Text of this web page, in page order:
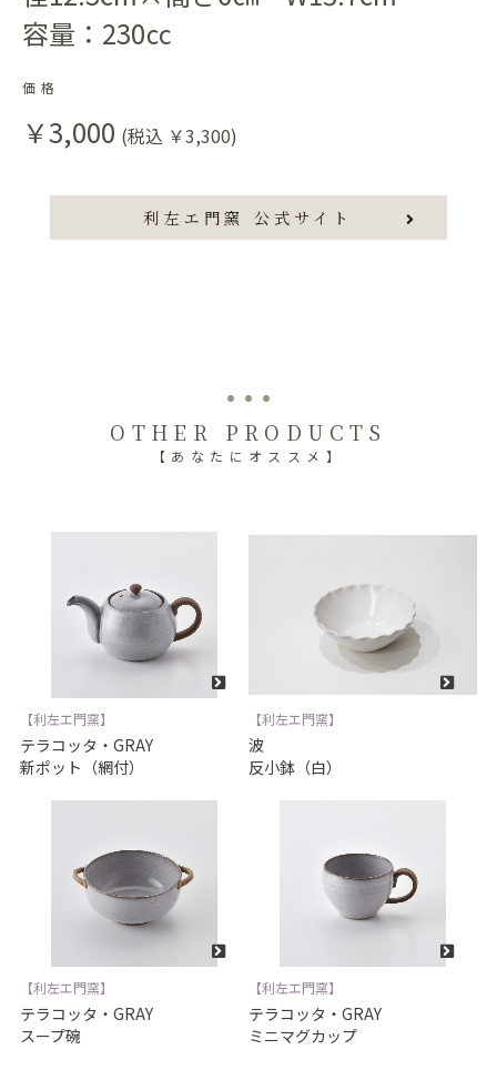
容量：230㏄
価格
￥3,000 (税込 ￥3,300)
利左エ門窯 公式サイト
OTHER PRODUCTS
【あなたにオススメ】
【利左エ門窯】
テラコッタ・GRAY
新ポット（網付）
【利左エ門窯】
波
反小鉢（白）
【利左エ門窯】
テラコッタ・GRAY
スープ碗
【利左エ門窯】
テラコッタ・GRAY
ミニマグカップ